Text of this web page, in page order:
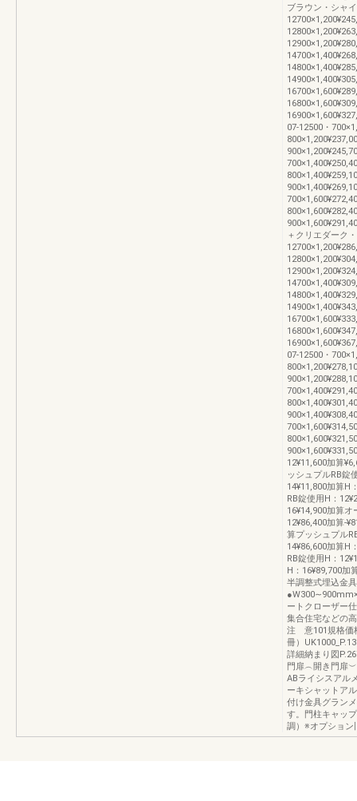
ブラウン・シャ
07-12500・
＋クリエダーク
07-12500・
12¥11,600加算
ッシュプルRB錠
14¥11,800加算H
RB錠使用H：
16¥14,900加算
12¥86,400加算-
算プッシュプル
14¥86,600加算H
RB錠使用H：
H：16¥89,700加
半調整式埋込金
ートクローザー
集合住宅などの
注 意101規格価
冊）
詳細納まり図
門扉︵開き門扉
ABライシスアル
ーキシャットア
付け金具グラン
す。門柱キャッ
調）※オプション